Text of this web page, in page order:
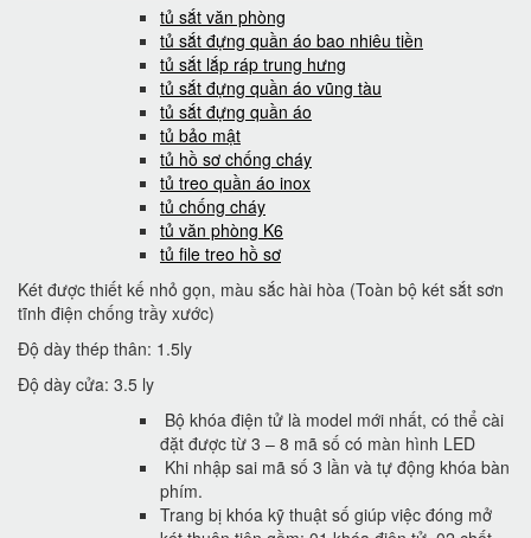
tủ sắt văn phòng
tủ sắt đựng quần áo bao nhiêu tiền
tủ sắt lắp ráp trung hưng
tủ sắt đựng quần áo vũng tàu
tủ sắt đựng quần áo
tủ bảo mật
tủ hồ sơ chống cháy
tủ treo quần áo inox
tủ chống cháy
tủ văn phòng K6
tủ file treo hồ sơ
Két được thiết kế nhỏ gọn, màu sắc hài hòa (Toàn bộ két sắt sơn
tĩnh điện chống trầy xước)
Độ dày thép thân: 1.5ly
Độ dày cửa: 3.5 ly
Bộ khóa điện tử là model mới nhất, có thể cài
đặt được từ 3 – 8 mã số có màn hình LED
Khi nhập sai mã số 3 lần và tự động khóa bàn
phím.
Trang bị khóa kỹ thuật số giúp việc đóng mở